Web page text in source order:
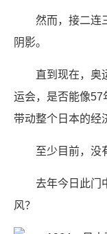
然而，接二连
阴影。
直到现在，奥
运会，是否能像57
带动整个日本的经
至少目前，没
去年今日此门
风？